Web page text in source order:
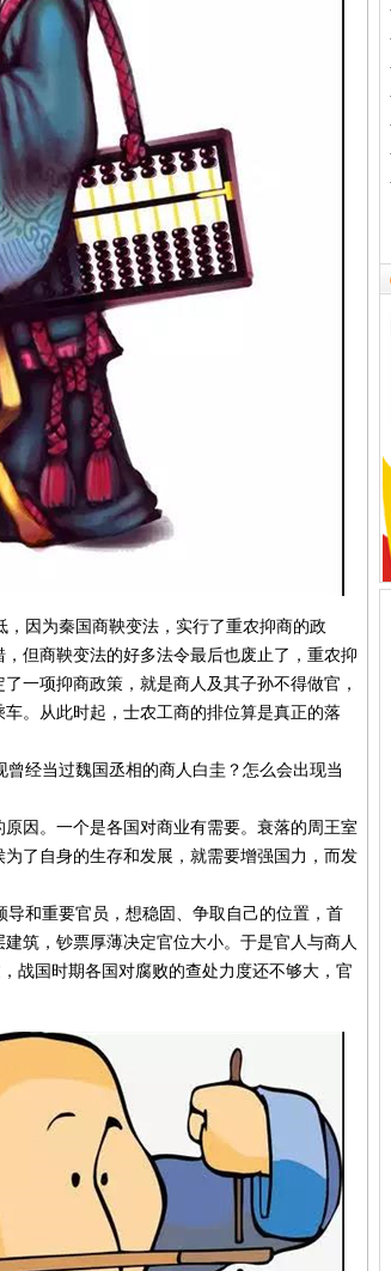
因为秦国商鞅变法，实行了重农抑商的政
但商鞅变法的好多法令最后也废止了，重农抑
一项抑商政策，就是商人及其子孙不得做官，
。从此时起，士农工商的排位算是真正的落
经当过魏国丞相的商人白圭？怎么会出现当
因。一个是各国对商业有需要。衰落的周王室
了自身的生存和发展，就需要增强国力，而发
和重要官员，想稳固、争取自己的位置，首
筑，钞票厚薄决定官位大小。于是官人与商人
战国时期各国对腐败的查处力度还不够大，官
·
·
·
·
·
·
·